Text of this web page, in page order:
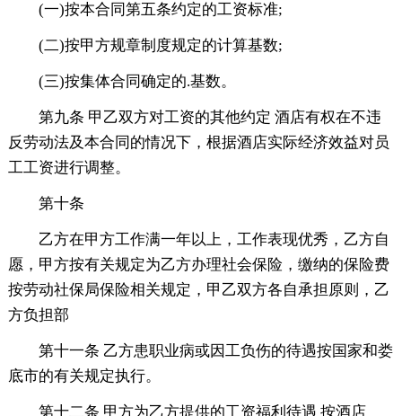
(一)按本合同第五条约定的工资标准;
(二)按甲方规章制度规定的计算基数;
(三)按集体合同确定的.基数。
第九条 甲乙双方对工资的其他约定 酒店有权在不违
反劳动法及本合同的情况下，根据酒店实际经济效益对员
工工资进行调整。
第十条
乙方在甲方工作满一年以上，工作表现优秀，乙方自
愿，甲方按有关规定为乙方办理社会保险，缴纳的保险费
按劳动社保局保险相关规定，甲乙双方各自承担原则，乙
方负担部
第十一条 乙方患职业病或因工负伤的待遇按国家和娄
底市的有关规定执行。
第十二条 甲方为乙方提供的工资福利待遇 按酒店